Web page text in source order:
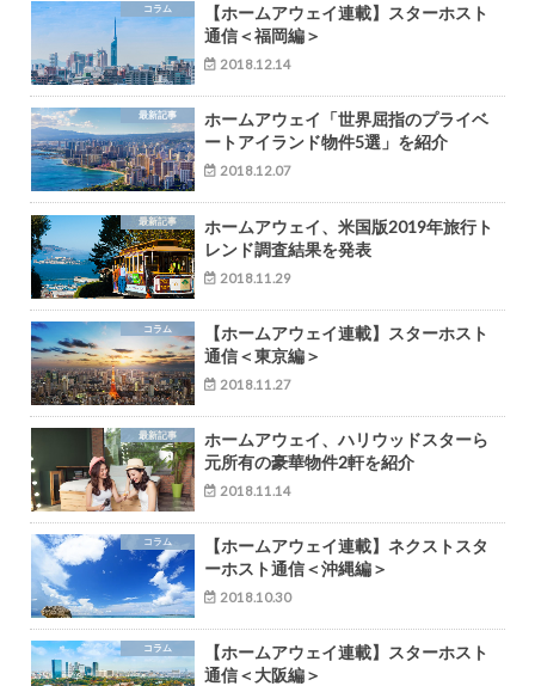
コラム
【ホームアウェイ連載】スターホスト
通信＜福岡編＞
2018.12.14
最新記事
ホームアウェイ「世界屈指のプライベ
ートアイランド物件5選」を紹介
2018.12.07
最新記事
ホームアウェイ、米国版2019年旅行ト
レンド調査結果を発表
2018.11.29
コラム
【ホームアウェイ連載】スターホスト
通信＜東京編＞
2018.11.27
最新記事
ホームアウェイ、ハリウッドスターら
元所有の豪華物件2軒を紹介
2018.11.14
コラム
【ホームアウェイ連載】ネクストスタ
ーホスト通信＜沖縄編＞
2018.10.30
コラム
【ホームアウェイ連載】スターホスト
通信＜大阪編＞